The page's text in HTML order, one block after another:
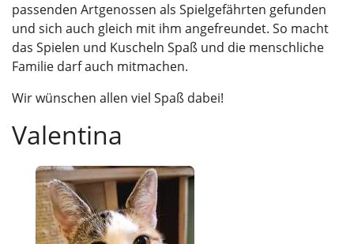
passenden Artgenossen als Spielgefährten gefunden
und sich auch gleich mit ihm angefreundet. So macht
das Spielen und Kuscheln Spaß und die menschliche
Familie darf auch mitmachen.
Wir wünschen allen viel Spaß dabei!
Valentina